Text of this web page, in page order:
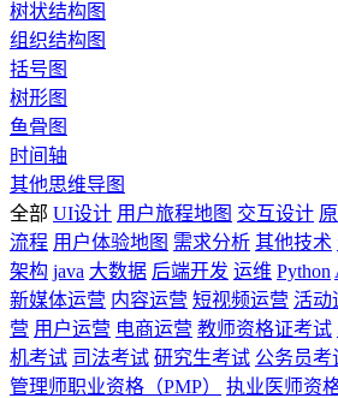
树状结构图
组织结构图
括号图
树形图
鱼骨图
时间轴
其他思维导图
全部 UI设计 用户旅程地图 交互设计
流程 用户体验地图 需求分析 其他技术
架构 java 大数据 后端开发 运维 Python
新媒体运营 内容运营 短视频运营 活动
营 用户运营 电商运营 教师资格证考试
机考试 司法考试 研究生考试 公务员考
管理师职业资格（PMP）
执业医师资